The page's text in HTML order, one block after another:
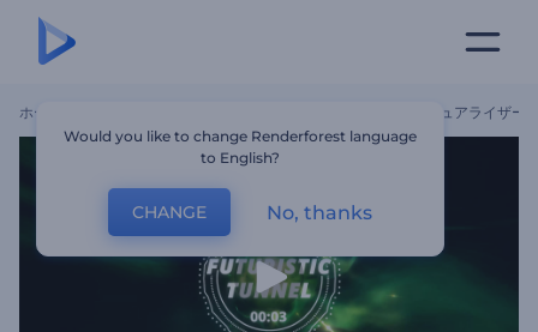
ホーム 「フューチャリスティックトンネル」ビジュアライザー
Would you like to change Renderforest language
to English?
CHANGE No, thanks